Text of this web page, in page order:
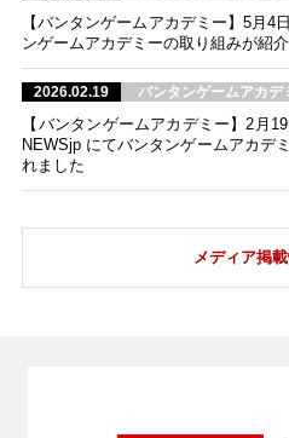
【バンタンゲームアカデミー】5月
ンゲームアカデミーの取り組みが紹
2026.02.19 バンタンゲームアカデ
【バンタンゲームアカデミー】2月
NEWSjp にてバンタンゲームアカデ
れました
メディア掲